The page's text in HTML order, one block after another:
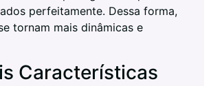
perfeitamente. Dessa forma,
tornam mais dinâmicas e
Características